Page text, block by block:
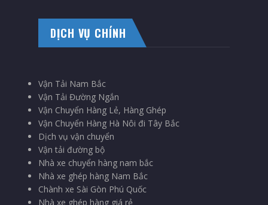
DỊCH VỤ CHÍNH
Vận Tải Nam Bắc
Vận Tải Đường Ngắn
Vận Chuyển Hàng Lẻ, Hàng Ghép
Vận Chuyển Hàng Hà Nôi đi Tây Bắc
Dịch vụ vận chuyển
Vận tải đường bộ
Nhà xe chuyển hàng nam bắc
Nhà xe ghép hàng Nam Bắc
Chành xe Sài Gòn Phú Quốc
Nhà xe ghép hàng giá rẻ